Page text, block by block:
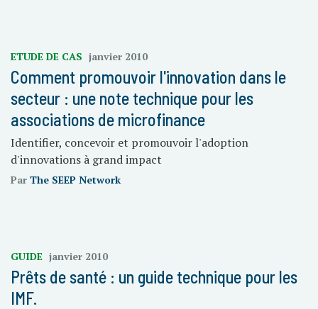
ETUDE DE CAS janvier 2010
Comment promouvoir l'innovation dans le
secteur : une note technique pour les
associations de microfinance
Identifier, concevoir et promouvoir l'adoption
d'innovations à grand impact
Par The SEEP Network
GUIDE janvier 2010
Prêts de santé : un guide technique pour les
IMF.